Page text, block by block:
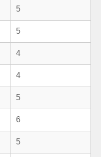
5
5
4
4
5
6
5